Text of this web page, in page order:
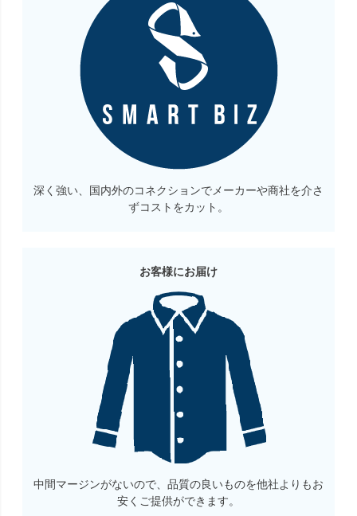
深く強い、国内外のコネクションでメーカーや商社を介さ
ずコストをカット。
お客様にお届け
中間マージンがないので、品質の良いものを他社よりもお
安くご提供ができます。